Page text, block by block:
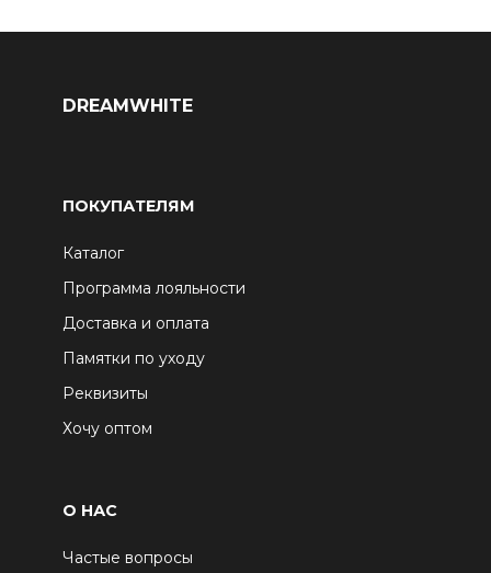
DREAMWHITE
ПОКУПАТЕЛЯМ
Каталог
Программа лояльности
Доставка и оплата
Памятки по уходу
Реквизиты
Хочу оптом
О НАС
Частые вопросы